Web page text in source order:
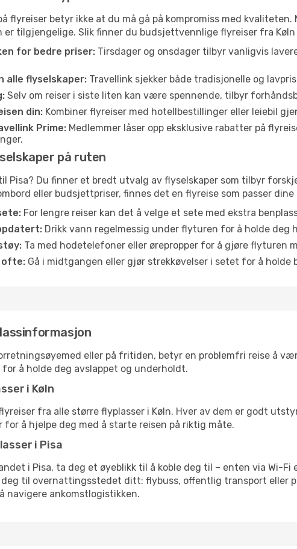
flyreiser betyr ikke at du må gå på kompromiss med
er tilgjengelige. Slik finner du budsjettvennlige flyreiser fra Køln
for bedre priser: Tirsdager og onsdager tilbyr vanligvis
alle flyselskaper: Travellink sjekker både tradisjonelle og
Selv om reiser i siste liten kan være spennende, tilbyr
din: Kombiner flyreiser med hotellbestillinger eller leiebil
Prime: Medlemmer låser opp eksklusive rabatter på
på ruten
Pisa? Du finner et bredt utvalg av flyselskaper som tilbyr
eller budsjettpriser, finnes det en flyreise som passer dine
For lengre reiser kan det å velge et sete med ekstra
Drikk vann regelmessig under flyturen for å holde deg
Ta med hodetelefoner eller ørepropper for å gjøre flyturen
ofte: Gå i midtgangen eller gjør strekkøvelser i setet for å holde
eller på fritiden, betyr en problemfri reise å
å holde deg avslappet og underholdt.
i Køln
fra alle større flyplasser i Køln. Hver av dem er godt
å hjelpe deg med å starte reisen på riktig måte.
i Pisa
i Pisa, ta deg et øyeblikk til å koble deg til – enten via Wi-
deg til overnattingsstedet ditt: flybuss, offentlig transport eller
navigere ankomstlogistikken.